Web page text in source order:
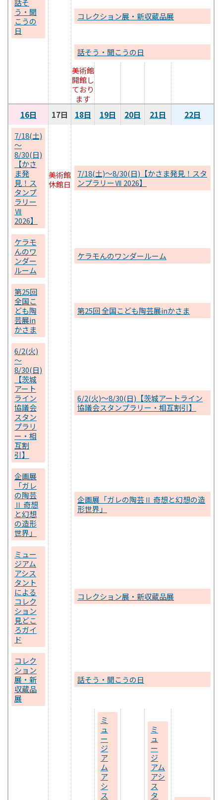
話そ
う・聞
こうの
日
コレクション展・新収蔵品展
話そう・聞こうの日
美術館
開館し
ており
ます
16日 17日 18日 19日 20日 21日 22日
7/18(土)
～
8/30(日)
【かさ
ま発
見！ス
タンプ
ラリー
Ⅶ
2026】
美術館
休館日
7/18(土)～8/30(日)【かさま発見！スタ
ンプラリーⅦ 2026】
ケラモ
んのワ
ンダー
ルーム
ケラモんのワンダールーム
第25回
全国こ
ども陶
芸展in
かさま
第25回 全国こども陶芸展inかさま
6/2(火)
～
8/30(日)
【茨城
アート
ライン
協議会
スタン
プラリ
ー・相
互割
引】
6/2(火)～8/30(日)【茨城アートライン
協議会スタンプラリー・相互割引】
企画展
「ガレ
の陶芸
Ⅱ 奇想
と幻想
の造形
世界」
企画展「ガレの陶芸Ⅱ 奇想と幻想の造
形世界」
ミュー
ジアム
アシス
タント
による
コレク
ション
見どこ
ろガイ
ド
コレクション展・新収蔵品展
コレク
ション
展・新
収蔵品
展
話そう・聞こうの日
ミ
ュ
ー
ジ
ア
ム
ア
シ
ス
ミ
ュ
ー
ジ
アム
アシ
ス
タ